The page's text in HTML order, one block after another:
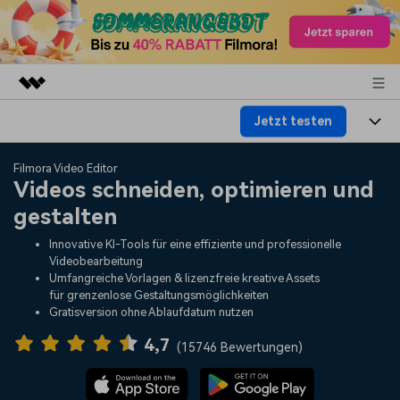
Dienstprogramme
Business
Überblick
Lösungen
Über uns
Presseraum
Support
Jetzt testen
Produkte
Plattformen
Funktionen
Assets
KI
Video/Foto
Audio
Lösungen
Video-Lösungen
Ressourcen
Video-Prompts
Über 100 heiße Video-
Meisterkurs
Beherrschen Sie
Hilfe-Center
Erste Schritte
Filmora Video Editor
Videos schneiden, optimieren und
gestalten
Innovative KI-Tools für eine effiziente und professionelle
Videobearbeitung
Umfangreiche Vorlagen & lizenzfreie kreative Assets
für grenzenlose Gestaltungsmöglichkeiten
Gratisversion ohne Ablaufdatum nutzen
4,7 (15746 Bewertungen)